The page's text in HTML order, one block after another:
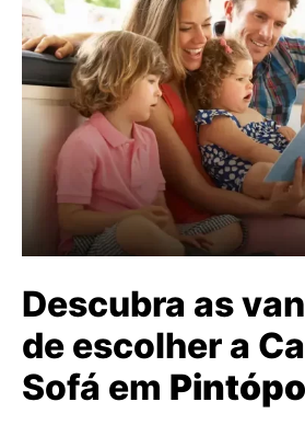
Descubra as
de escolher a
Sofá em